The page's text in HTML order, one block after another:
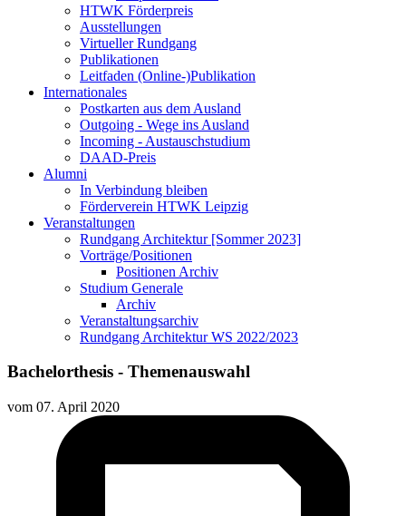
HTWK Förderpreis
Ausstellungen
Virtueller Rundgang
Publikationen
Leitfaden (Online-)Publikation
Internationales
Postkarten aus dem Ausland
Outgoing - Wege ins Ausland
Incoming - Austauschstudium
DAAD-Preis
Alumni
In Verbindung bleiben
Förderverein HTWK Leipzig
Veranstaltungen
Rundgang Architektur [Sommer 2023]
Vorträge/Positionen
Positionen Archiv
Studium Generale
Archiv
Veranstaltungsarchiv
Rundgang Architektur WS 2022/2023
Bachelorthesis - Themenauswahl
vom 07. April 2020